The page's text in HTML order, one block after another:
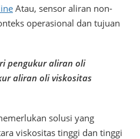
Atau, sensor aliran non-
operasional dan tujuan
pengukur aliran oli
aliran oli viskositas
solusi yang
viskositas tinggi dan tinggi